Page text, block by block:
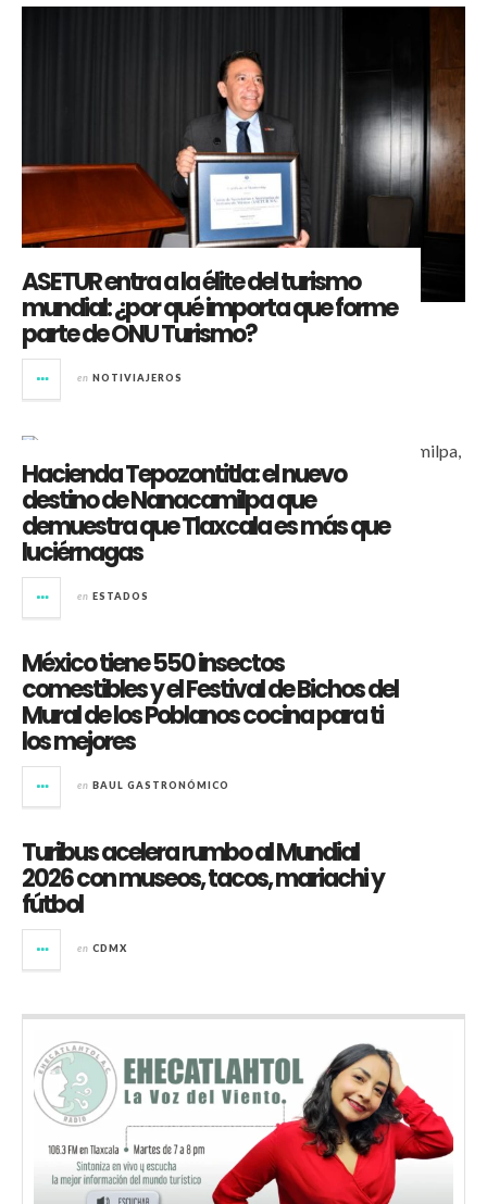
ASETUR entra a la élite del turismo
mundial: ¿por qué importa que forme
parte de ONU Turismo?
en NOTIVIAJEROS
Hacienda Tepozontitla: el nuevo
destino de Nanacamilpa que
demuestra que Tlaxcala es más que
luciérnagas
en ESTADOS
México tiene 550 insectos
comestibles y el Festival de Bichos del
Mural de los Poblanos cocina para ti
los mejores
en BAUL GASTRONÓMICO
Turibus acelera rumbo al Mundial
2026 con museos, tacos, mariachi y
fútbol
en CDMX